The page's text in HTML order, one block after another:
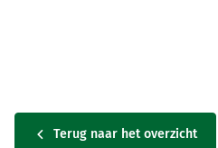
Terug naar het overzicht